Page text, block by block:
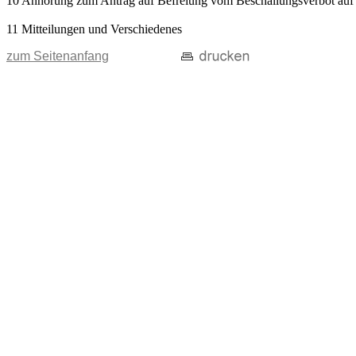
11 Mitteilungen und Verschiedenes
zum Seitenanfang